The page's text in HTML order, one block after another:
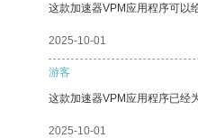
这款加速器VPM应用程序可以
2025-10-01
游客
这款加速器VPM应用程序已经
2025-10-01